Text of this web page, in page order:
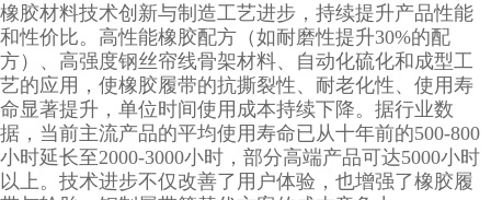
橡胶材料技术创新与制造工艺进步，持续提升产品性能
和性价比。高性能橡胶配方（如耐磨性提升30%的配
方）、高强度钢丝帘线骨架材料、自动化硫化和成型工
艺的应用，使橡胶履带的抗撕裂性、耐老化性、使用寿
命显著提升，单位时间使用成本持续下降。据行业数
据，当前主流产品的平均使用寿命已从十年前的500-800
小时延长至2000-3000小时，部分高端产品可达5000小时
以上。技术进步不仅改善了用户体验，也增强了橡胶履